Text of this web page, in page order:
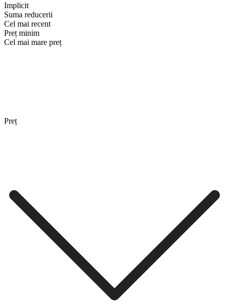
Implicit
Suma reducerii
Cel mai recent
Preț minim
Cel mai mare preț
Preț